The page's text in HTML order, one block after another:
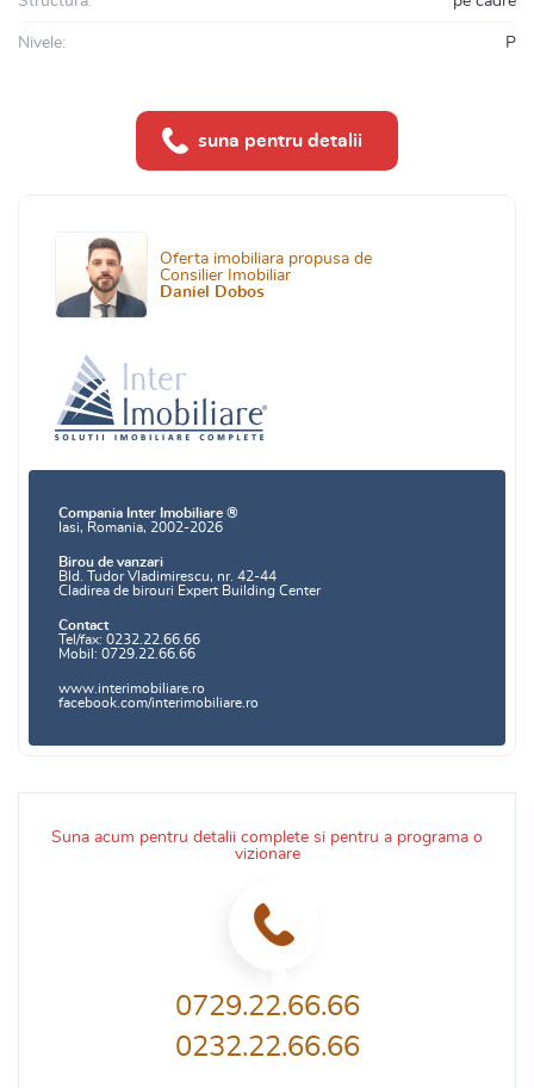
Suna acum pentru detalii complete si pentru a programa o
vizionare
0729.22.66.66
0232.22.66.66
Nivele: P
suna pentru detalii
Oferta imobiliara propusa de
Consilier Imobiliar
Daniel Dobos
Compania Inter Imobiliare ®
Iasi, Romania, 2002-2026
Birou de vanzari
Bld. Tudor Vladimirescu, nr. 42-44
Cladirea de birouri Expert Building Center
Contact
Tel/fax: 0232.22.66.66
Mobil: 0729.22.66.66
www.interimobiliare.ro
facebook.com/interimobiliare.ro